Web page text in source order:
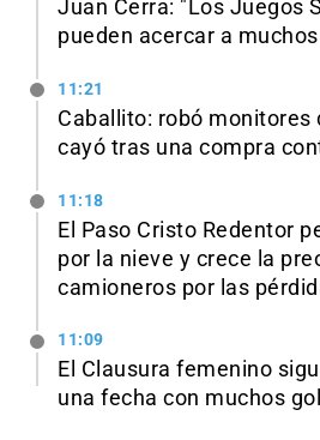
Juan Cerra: "Los Juegos
pueden acercar a
11:21
Caballito: robó monitores
cayó tras una compra
11:18
El Paso Cristo Redentor
por la nieve y crece la
camioneros por las
11:09
El Clausura femenino
una fecha con muchos